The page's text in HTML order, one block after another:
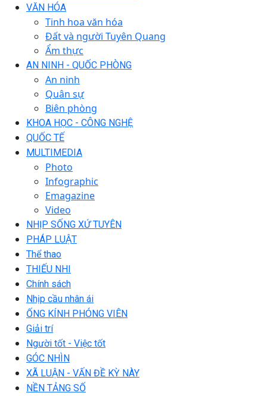
VĂN HÓA
Tinh hoa văn hóa
Đất và người Tuyên Quang
Ẩm thực
AN NINH - QUỐC PHÒNG
An ninh
Quân sự
Biên phòng
KHOA HỌC - CÔNG NGHỆ
QUỐC TẾ
MULTIMEDIA
Photo
Infographic
Emagazine
Video
NHỊP SỐNG XỨ TUYÊN
PHÁP LUẬT
Thể thao
THIẾU NHI
Chính sách
Nhịp cầu nhân ái
ỐNG KÍNH PHÓNG VIÊN
Giải trí
Người tốt - Việc tốt
GÓC NHÌN
XÃ LUẬN - VẤN ĐỀ KỲ NÀY
NỀN TẢNG SỐ